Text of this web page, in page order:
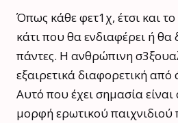
Όπως κάθε φετ1χ, έτσι και το
κάτι που θα ενδιαφέρει ή θα
πάντες. Η ανθρώπινη
εξαιρετικά διαφορετική
Αυτό που έχει σημασία είναι
μορφή ερωτικού παιχνιδιού